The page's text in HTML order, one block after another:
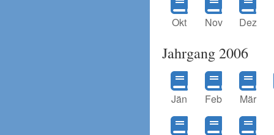
Okt Nov Dez
Jahrgang 2006
Jän Feb Mär